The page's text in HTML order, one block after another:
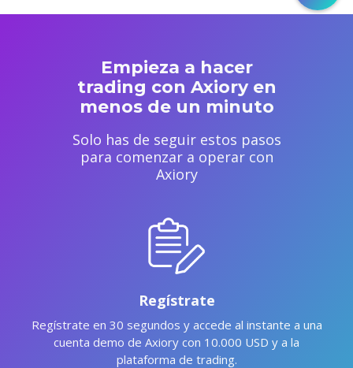
Empieza a hacer
trading con Axiory en
menos de un minuto
Solo has de seguir estos pasos
para comenzar a operar con
Axiory
Regístrate
Regístrate en 30 segundos y accede al instante a una
cuenta demo de Axiory con 10.000 USD y a la
plataforma de trading.